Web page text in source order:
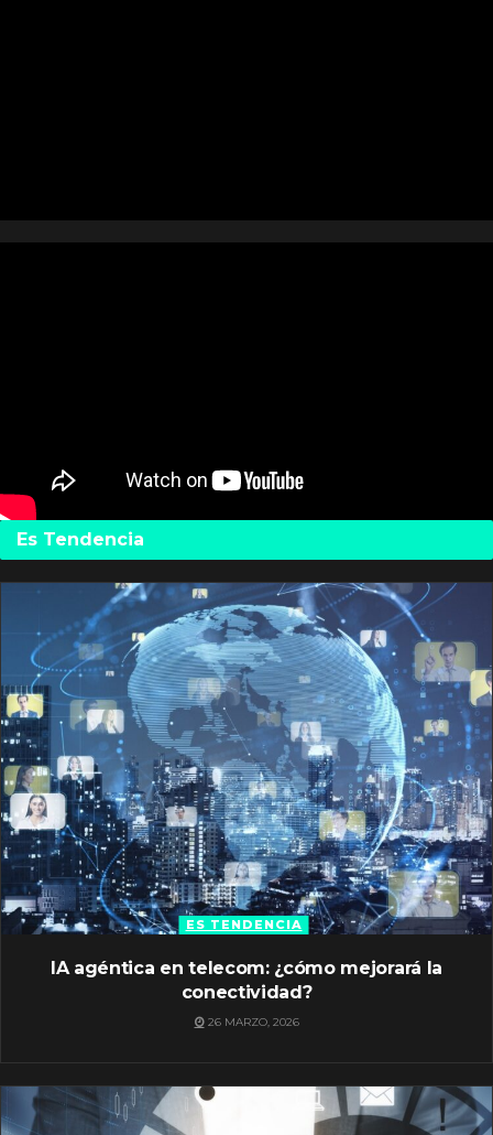
Es Tendencia
ES TENDENCIA
IA agéntica en telecom: ¿cómo mejorará la
conectividad?
26 MARZO, 2026